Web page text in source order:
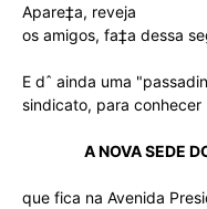
Apare‡a, reveja
os amigos, fa‡a dessa
E dˆ ainda uma
sindicato, para conhecer
A NOVA SEDE
que fica na Avenida